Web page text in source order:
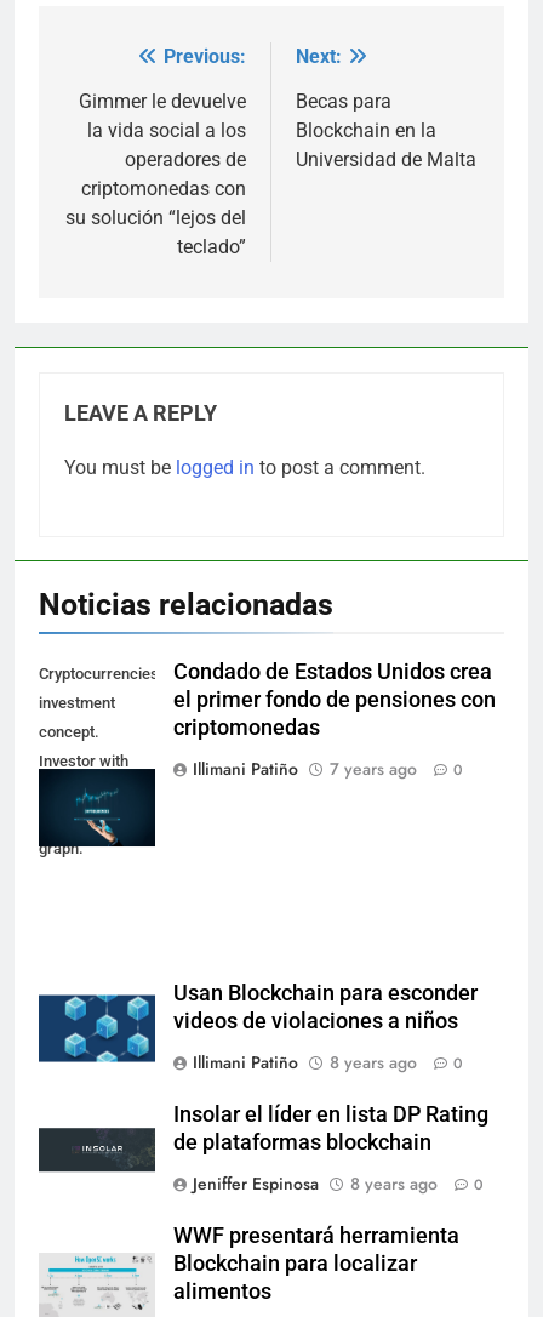
navigation
Previous:
Gimmer le devuelve
la vida social a los
operadores de
criptomonedas con
su solución “lejos del
teclado”
Next:
Becas para
Blockchain en la
Universidad de Malta
LEAVE A REPLY
You must be logged in to post a comment.
Noticias relacionadas
Cryptocurrencies
investment
concept.
Investor with
digital tablet and
virtual tradeview
graph.
Condado de Estados Unidos crea
el primer fondo de pensiones con
criptomonedas
Illimani Patiño
7 years ago 0
Usan Blockchain para esconder
videos de violaciones a niños
Illimani Patiño
8 years ago 0
Insolar el líder en lista DP Rating
de plataformas blockchain
Jeniffer Espinosa
8 years ago 0
WWF presentará herramienta
Blockchain para localizar
alimentos